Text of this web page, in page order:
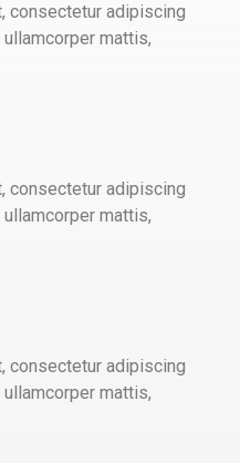
consectetur adipiscing
mattis,
consectetur adipiscing
mattis,
consectetur adipiscing
mattis,